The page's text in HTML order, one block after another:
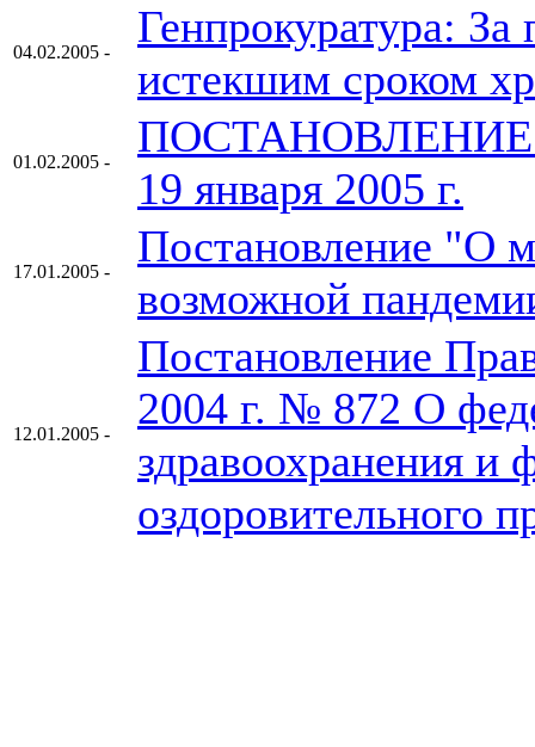
04.02.2005 -
Генпрокуратура: За
истекшим сроком
01.02.2005 -
ПОСТАНОВЛЕНИЕ
19 января 2005 г.
17.01.2005 -
Постановление "О
возможной
12.01.2005 -
Постановление
2004 г. № 872 О
здравоохранения и
оздоровительного